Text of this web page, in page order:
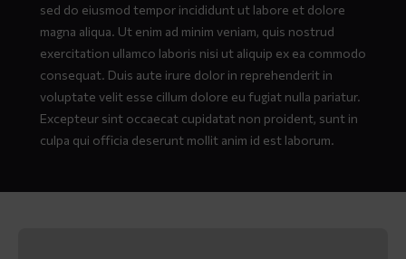
sed do eiusmod tempor incididunt ut labore et dolore
magna aliqua. Ut enim ad minim veniam, quis nostrud
exercitation ullamco laboris nisi ut aliquip ex ea commodo
consequat. Duis aute irure dolor in reprehenderit in
voluptate velit esse cillum dolore eu fugiat nulla pariatur.
Excepteur sint occaecat cupidatat non proident, sunt in
culpa qui officia deserunt mollit anim id est laborum.